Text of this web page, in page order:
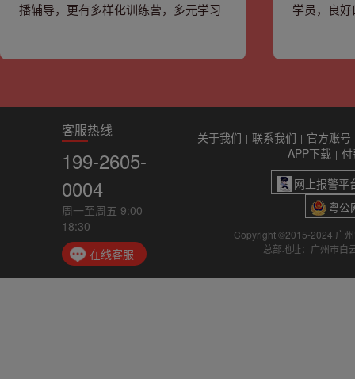
播辅导，更有多样化训练营，多元学习
学员，良
客服热线
199-2605-
0004
周一至周五 9:00-
18:30
在线客服
关于我们 | 联系我们 | 官方账号
APP下载 |
网上报警平
粤公
Copyright ©2015-2024 广
总部地址：广州市白